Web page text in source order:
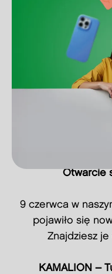
Otwarcie
9 czerwca w
pojawiło się
Znajdziesz
KAMALION –